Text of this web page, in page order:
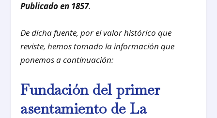
Publicado en 1857.
De dicha fuente, por el valor histórico que
reviste, hemos tomado la información que
ponemos a continuación:
Fundación del primer
asentamiento de La